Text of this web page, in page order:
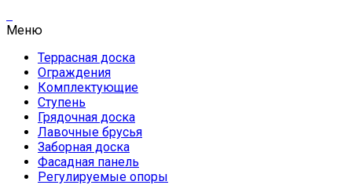
Меню
Террасная доска
Ограждения
Комплектующие
Ступень
Грядочная доска
Лавочные брусья
Заборная доска
Фасадная панель
Регулируемые опоры